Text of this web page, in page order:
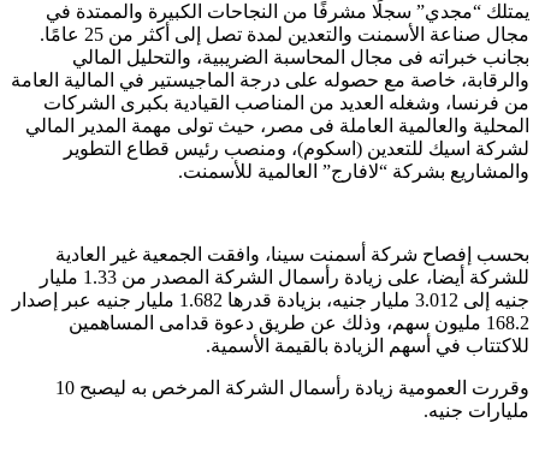
يمتلك “مجدي” سجلًا مشرفًا من النجاحات الكبيرة والممتدة في
مجال صناعة الأسمنت والتعدين لمدة تصل إلى أكثر من 25 عامًا.
بجانب خبراته فى مجال المحاسبة الضريبية، والتحليل المالي
والرقابة، خاصة مع حصوله على درجة الماجيستير في المالية العامة
من فرنسا، وشغله العديد من المناصب القيادية بكبرى الشركات
المحلية والعالمية العاملة فى مصر، حيث تولى مهمة المدير المالي
لشركة اسيك للتعدين (اسكوم)، ومنصب رئيس قطاع التطوير
والمشاريع بشركة “لافارج” العالمية للأسمنت.
بحسب إفصاح شركة أسمنت سينا، وافقت الجمعية غير العادية
للشركة أيضا، على زيادة رأسمال الشركة المصدر من 1.33 مليار
جنيه إلى 3.012 مليار جنيه، بزيادة قدرها 1.682 مليار جنيه عبر إصدار
168.2 مليون سهم، وذلك عن طريق دعوة قدامى المساهمين
للاكتتاب في أسهم الزيادة بالقيمة الأسمية.
وقررت العمومية زيادة رأسمال الشركة المرخص به ليصبح 10
مليارات جنيه.